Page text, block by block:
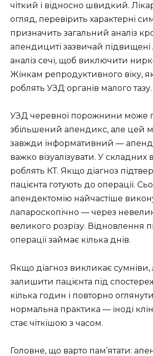
чіткий і відносно швидкий.
огляд, перевірить характерні
призначить загальний аналіз
апендициті зазвичай
аналіз сечі, щоб виключити
Жінкам репродуктивного віку,
роблять УЗД органів малого тазу.
УЗД черевної порожнини може
збільшений апендикс, але цей
завжди інформативний —
важко візуалізувати. У складних
роблять КТ. Якщо діагноз
пацієнта готують до операції.
апендектомію найчастіше
лапароскопічно — через
великого розрізу. Відновлення
операції займає кілька днів.
Якщо діагноз викликає сумніви,
залишити пацієнта під
кілька годин і повторно
нормальна практика — іноді
стає чіткішою з часом.
Головне, що варто пам’ятати: